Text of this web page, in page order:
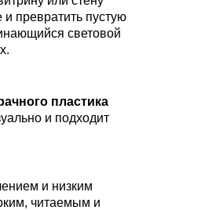
превратить пустую
световой
пластика
и подходит
и низким
читаемым и